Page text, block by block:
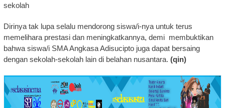
sekolah
Dirinya tak lupa selalu mendorong siswa/i-nya untuk terus
memelihara prestasi dan meningkatkannya, demi membuktikan
bahwa siswa/i SMA Angkasa Adisucipto juga dapat bersaing
dengan sekolah-sekolah lain di belahan nusantara. (qin)